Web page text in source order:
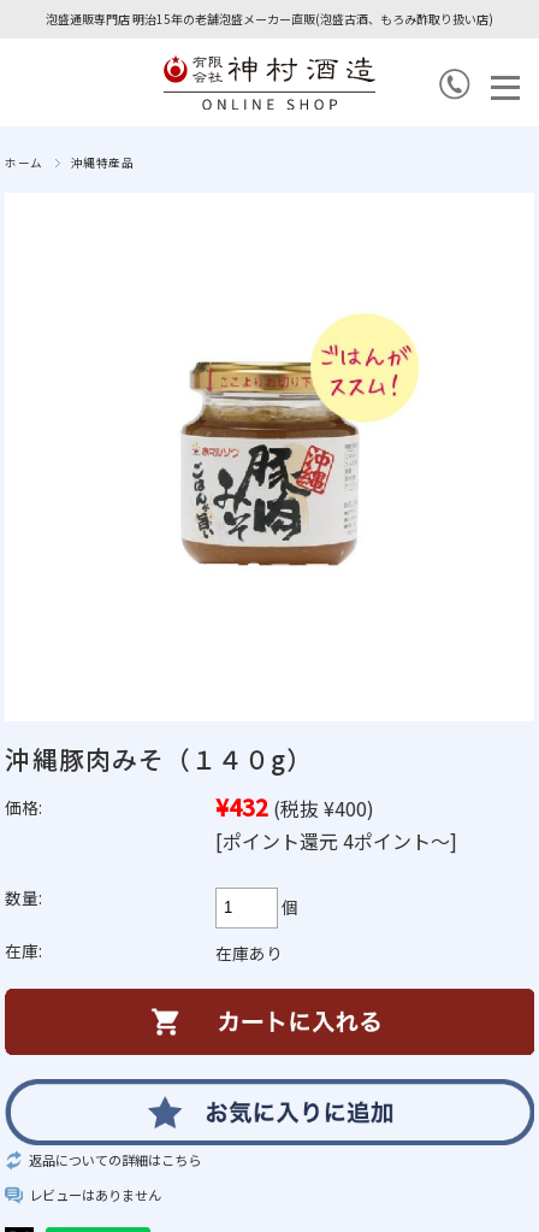
泡盛通販専門店 明治15年の老舗泡盛メーカー直販(泡盛古酒、もろみ酢取り扱い店)
ホーム 沖縄特産品
沖縄豚肉みそ（１４０g）
価格: ¥432 (税抜 ¥400)
[ポイント還元 4ポイント～]
数量:
個
在庫:
在庫あり
返品についての詳細はこちら
レビューはありません